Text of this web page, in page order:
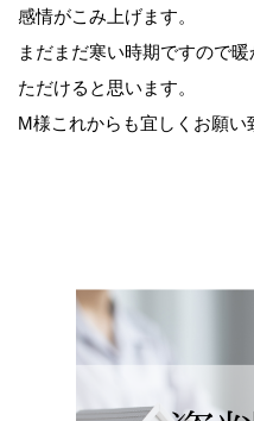
感情がこみ上げます。
まだまだ寒い時期ですので
ただけると思います。
M様これからも宜しくお願い